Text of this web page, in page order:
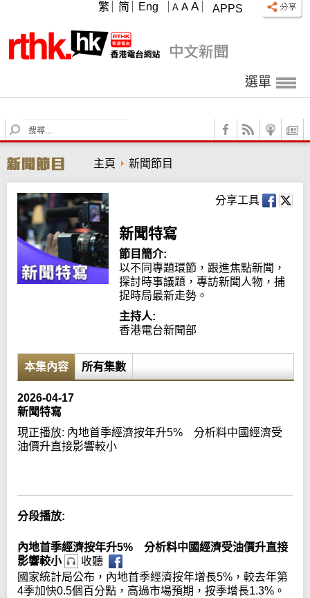
APPS
A A A
繁 简 Eng
選單
S
e
r
c
h
主頁 新聞節目
分享工具
新聞特寫
節目簡介:
以不同專題環節，跟進焦點新聞，
探討時事議題，專訪新聞人物，捕
捉時局最新走勢。
主持人:
香港電台新聞部
本集內容 所有集數
2026-04-17
新聞特寫
現正播放: 內地首季經濟按年升5% 分析料中國經濟受
油價升直接影響較小
分段播放:
內地首季經濟按年升5% 分析料中國經濟受油價升直接
影響較小
收聽
國家統計局公布，內地首季經濟按年增長5%，較去年第
4季加快0.5個百分點，高過市場預期，按季增長1.3%。